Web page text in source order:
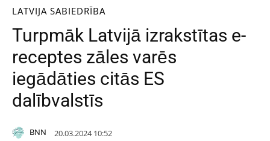
LATVIJA SABIEDRĪBA
Turpmāk Latvijā izrakstītas e-
receptes zāles varēs
iegādāties citās ES
dalībvalstīs
BNN 20.03.2024 10:52